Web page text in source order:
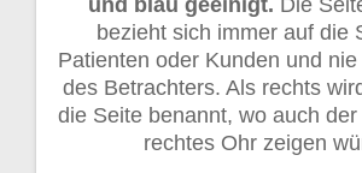
bezieht sich immer auf die
Patienten oder Kunden und
des Betrachters. Als rechts
die Seite benannt, wo auch
rechtes Ohr zeigen